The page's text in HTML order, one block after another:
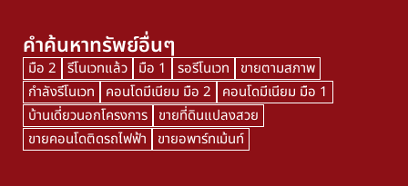
คำค้นหาทรัพย์อื่นๆ
มือ 2 รีโนเวทแล้ว มือ 1 รอรีโนเวท
ขายตามสภาพ
กำลังรีโนเวท
คอนโดมีเนียม มือ 2
คอนโดมีเนียม มือ 1
บ้านเดี่ยวนอกโครงการ ขายที่ดินแปลงสวย
ขายคอนโดติดรถไฟฟ้า
ขายอพาร์ทเม้นท์